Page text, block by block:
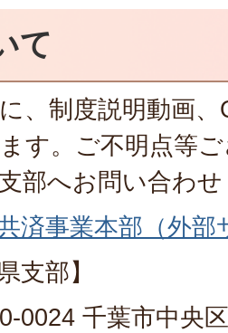
て
、制度説明動画
す。ご不明点等
部へお問い合わ
済事業本部（外部
支部】
0024 千葉市中央